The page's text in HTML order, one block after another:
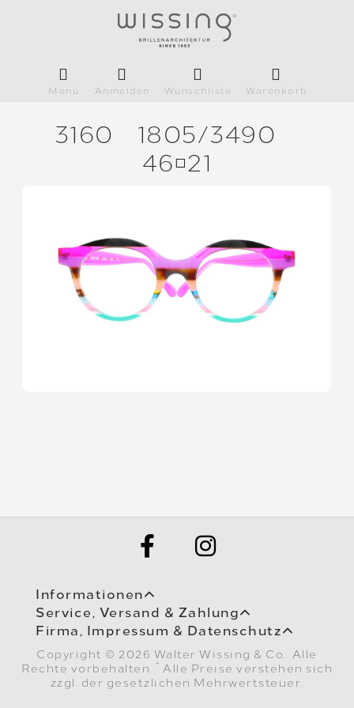
Menü Anmelden Wunschliste Warenkorb
3160 1805/3490
4621
Informationen
Service, Versand & Zahlung
Firma, Impressum & Datenschutz
Copyright © 2026 Walter Wissing & Co.. Alle
Rechte vorbehalten.
* Alle Preise verstehen sich
zzgl. der gesetzlichen Mehrwertsteuer.